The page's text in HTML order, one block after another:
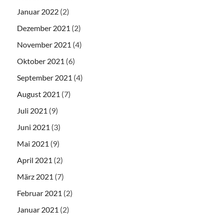
Januar 2022 (2)
Dezember 2021 (2)
November 2021 (4)
Oktober 2021 (6)
September 2021 (4)
August 2021 (7)
Juli 2021 (9)
Juni 2021 (3)
Mai 2021 (9)
April 2021 (2)
März 2021 (7)
Februar 2021 (2)
Januar 2021 (2)